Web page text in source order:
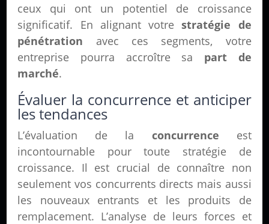
ceux qui ont un potentiel de croissance
significatif. En alignant votrestratégie de
pénétration avec ces segments, votre
entreprise pourra accroître sa part de
marché.
Évaluer la concurrence et anticiper
les tendances
L’évaluation de la concurrence est
incontournable pour toute stratégie de
croissance. Il est crucial de connaître non
seulement vos concurrents directs mais aussi
les nouveaux entrants et les produits de
remplacement. L’analyse de leurs forces et